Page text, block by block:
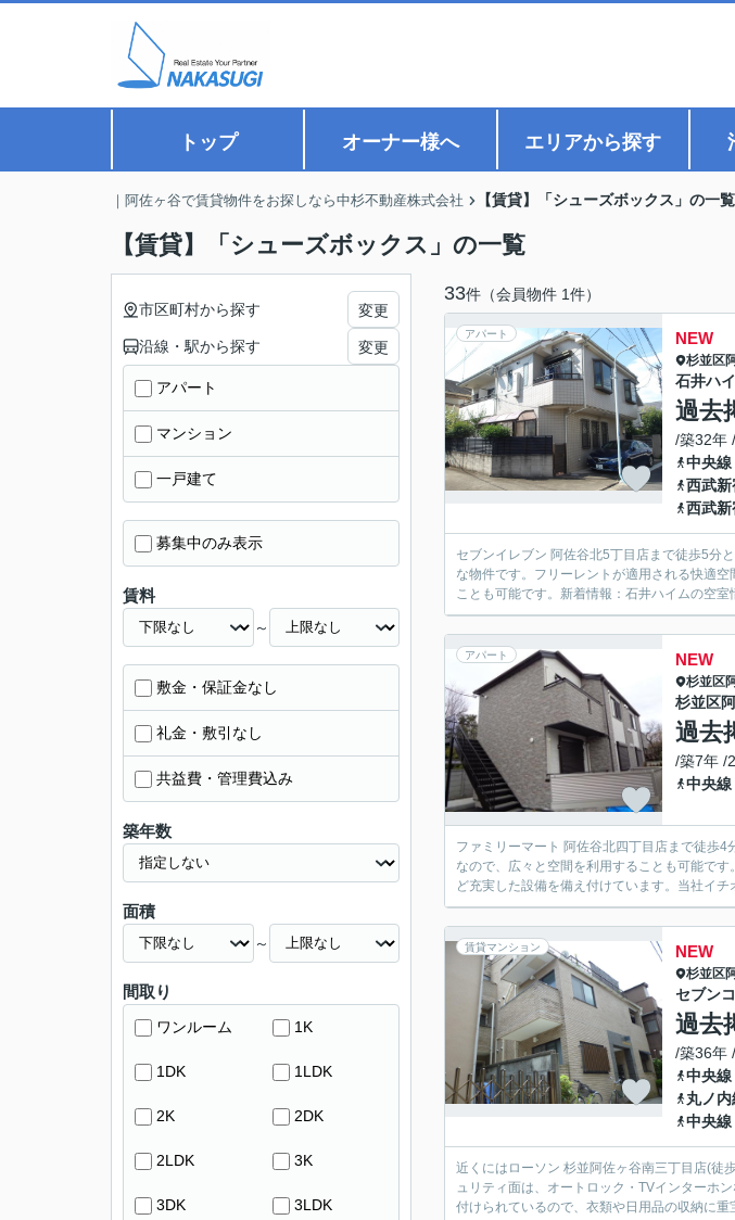
トップ オーナー様へ エリアから探す
｜阿佐ヶ谷で賃貸物件をお探しなら中杉不動産株式会社 【賃貸】「シューズボックス」の一覧
【賃貸】「シューズボックス」の一覧
33件（会員物件 1件）
アパート NEW
杉並区
石井ハ
過去
/築32年
中央線
西武新
西武新
セブンイレブン 阿佐谷北5丁目店まで徒歩5分
な物件です。フリーレントが適用される快適
ことも可能です。新着情報：石井ハイムの空
アパート NEW
杉並区
杉並区
過去
/築7年 /
中央線
ファミリーマート 阿佐谷北四丁目店まで徒歩
なので、広々と空間を利用することも可能で
ど充実した設備を備え付けています。当社イ
賃貸マンション NEW
杉並区
セブン
過去
/築36年
中央線
丸ノ内
中央線
近くにはローソン 杉並阿佐ヶ谷南三丁目店(徒
ュリティ面は、オートロック・TVインターホ
付けられているので、衣類や日用品の収納に
市区町村から探す 変更
沿線・駅から探す 変更
アパート
マンション
一戸建て
募集中のみ表示
賃料
～
敷金・保証金なし
礼金・敷引なし
共益費・管理費込み
築年数
面積
～
間取り
ワンルーム 1K
1DK 1LDK
2K 2DK
2LDK 3K
3DK 3LDK